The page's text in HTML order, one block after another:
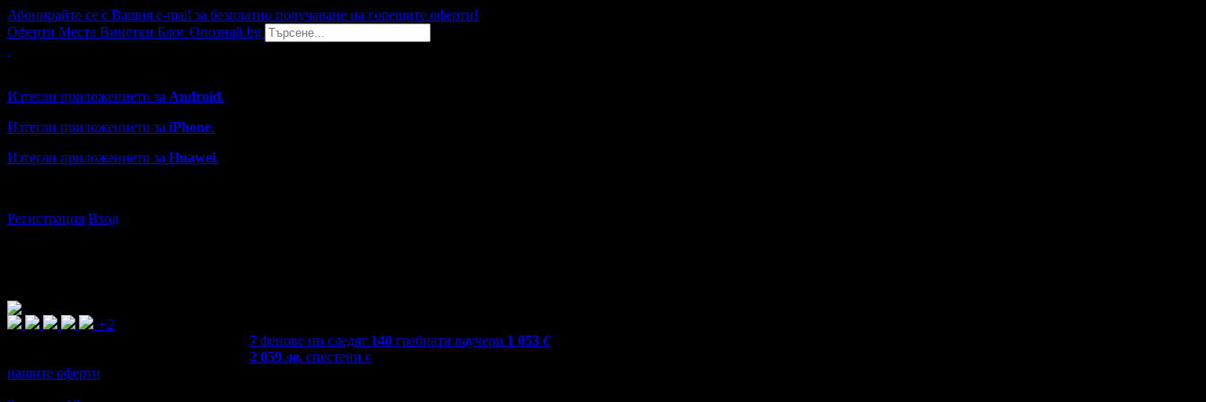
Абонирайте се с Вашия e-mail за безплатно получаване на горещите оферти!
Оферти Места Винетки Блог Опознай.bg
Изтегли приложението за Android.
Изтегли приложението за iPhone.
Изтегли приложението за Huawei.
Регистрация Вход
+2
7 фенове ни следят 140 грабнати ваучери 1 053 €
2 059лв. спестени с
нашите оферти